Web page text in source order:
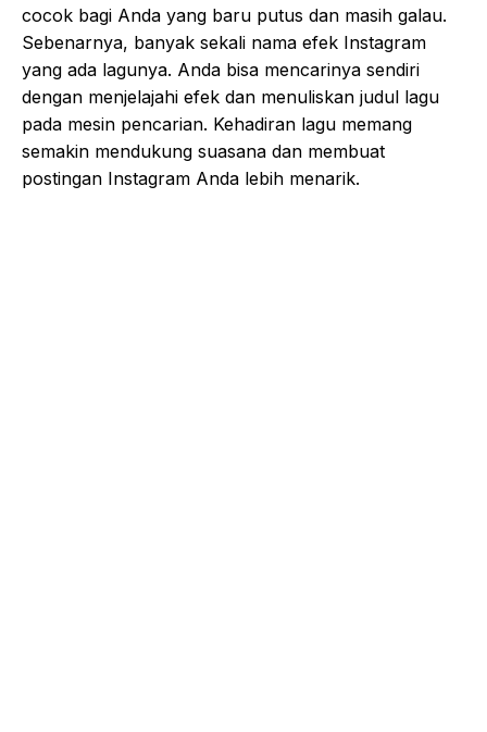
cocok bagi Anda yang baru putus dan masih galau.
Sebenarnya, banyak sekali nama efek Instagram
yang ada lagunya. Anda bisa mencarinya sendiri
dengan menjelajahi efek dan menuliskan judul lagu
pada mesin pencarian. Kehadiran lagu memang
semakin mendukung suasana dan membuat
postingan Instagram Anda lebih menarik.